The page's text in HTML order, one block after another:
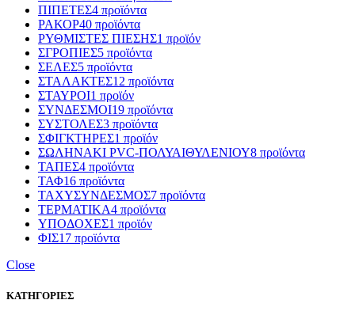
ΠΙΠΕΤΕΣ4 προϊόντα
ΡΑΚΟΡ40 προϊόντα
ΡΥΘΜΙΣΤΕΣ ΠΙΕΣΗΣ1 προϊόν
ΣΓΡΟΠΙΕΣ5 προϊόντα
ΣΕΛΕΣ5 προϊόντα
ΣΤΑΛΑΚΤΕΣ12 προϊόντα
ΣΤΑΥΡΟΙ1 προϊόν
ΣΥΝΔΕΣΜΟΙ19 προϊόντα
ΣΥΣΤΟΛΕΣ3 προϊόντα
ΣΦΙΓΚΤΗΡΕΣ1 προϊόν
ΣΩΛΗΝΑΚΙ PVC-ΠΟΛΥΑΙΘΥΛΕΝΙΟΥ8 προϊόντα
ΤΑΠΕΣ4 προϊόντα
ΤΑΦ16 προϊόντα
ΤΑΧΥΣΥΝΔΕΣΜΟΣ7 προϊόντα
ΤΕΡΜΑΤΙΚΑ4 προϊόντα
ΥΠΟΔΟΧΕΣ1 προϊόν
ΦΙΣ17 προϊόντα
Close
ΚΑΤΗΓΟΡΙΕΣ